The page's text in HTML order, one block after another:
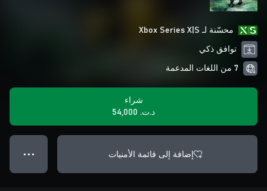
محسّنة لـ Xbox Series X|S
توافق ذكي
7 من اللغات المدعمة
شراء
د.ت.‏ 54,000
إضافة إلى قائمة الأمنيات ● ● ●